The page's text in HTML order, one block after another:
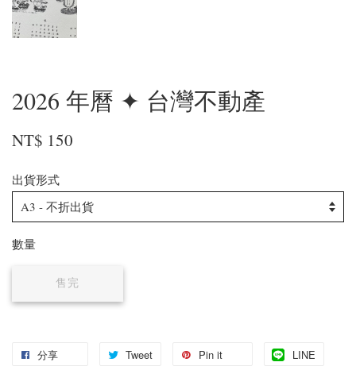
2026 年曆 ✦ 台灣不動產
NT$ 150
出貨形式
數量
售完
分享 Tweet Pin it LINE